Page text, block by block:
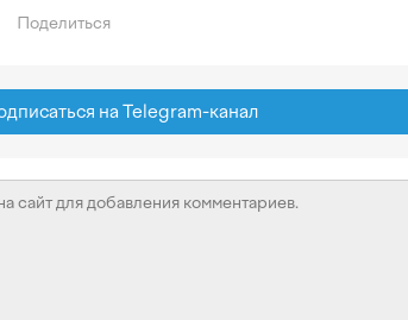
Поделиться
на Telegram-канал